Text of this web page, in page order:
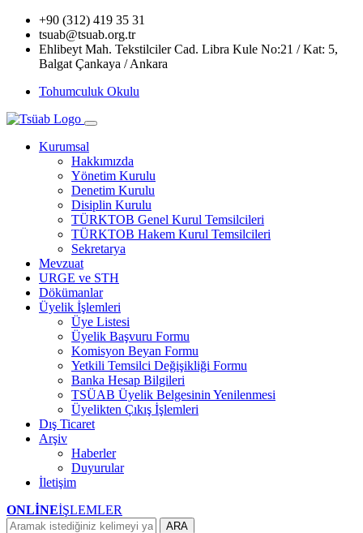
+90 (312) 419 35 31
tsuab@tsuab.org.tr
Ehlibeyt Mah. Tekstilciler Cad. Libra Kule No:21 / Kat: 5,
Balgat Çankaya / Ankara
Tohumculuk Okulu
Kurumsal
Hakkımızda
Yönetim Kurulu
Denetim Kurulu
Disiplin Kurulu
TÜRKTOB Genel Kurul Temsilcileri
TÜRKTOB Hakem Kurul Temsilcileri
Sekretarya
Mevzuat
URGE ve STH
Dökümanlar
Üyelik İşlemleri
Üye Listesi
Üyelik Başvuru Formu
Komisyon Beyan Formu
Yetkili Temsilci Değişikliği Formu
Banka Hesap Bilgileri
TSÜAB Üyelik Belgesinin Yenilenmesi
Üyelikten Çıkış İşlemleri
Dış Ticaret
Arşiv
Haberler
Duyurular
İletişim
ONLİNEİŞLEMLER
ARA